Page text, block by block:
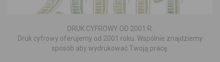
DRUK CYFROWY OD 2001 R.
Druk cyfrowy oferujemy od 2001 roku. Wspólnie znajdziemy
sposób aby wydrukować Twoją pracę.